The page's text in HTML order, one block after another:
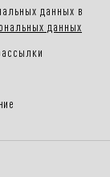
данных в
данных